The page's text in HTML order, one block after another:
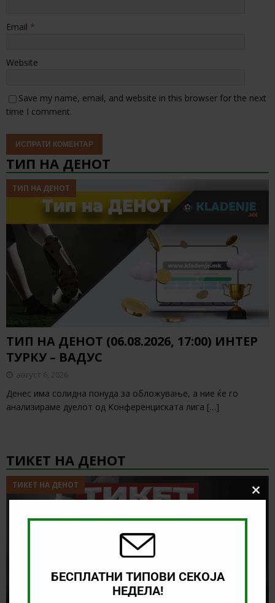
Email *
Website
Save my name, email, and website in this browser for the next
time I comment.
ТИП НА ДЕНОТ
ТИП НА ДЕНОТ
ТИП НА ДЕНОТ (06.08.2026, 17:00) ИНТЕР
ТУРКУ – ВАДУС
август 6, 2026
Денес има солидна понуда за обложување, а ние ќе го
анализираме дуелот од Конференциската лига […]
ТИКЕТ НА ДЕНОТ
ТИКЕТ НА ДЕНОТ
БЕСПЛАТНИ ТИПОВИ СЕКОЈА
НЕДЕЛА!